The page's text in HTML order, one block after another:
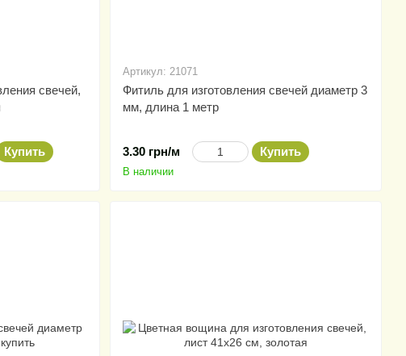
свечей,
Купить
Артикул: 21071
Фитиль для изготовления свечей диаметр 3
мм, длина 1 метр
3.30 грн/м Купить
В наличии